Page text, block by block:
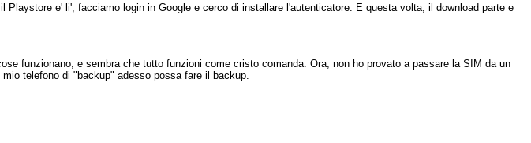
e' li', facciamo login in Google e cerco di installare l'autenticatore. E questa volta, il download parte e
funzionano, e sembra che tutto funzioni come cristo comanda. Ora, non ho provato a passare la SIM da un
telefono di "backup" adesso possa fare il backup.